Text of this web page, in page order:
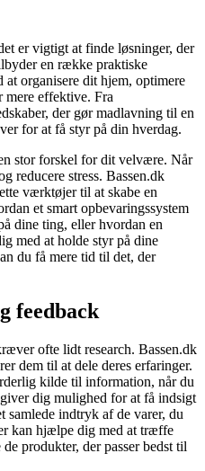
er vigtigt at finde løsninger, der
en række praktiske
organisere dit hjem, optimere
mere effektive. Fra
der gør madlavning til en
for at få styr på din hverdag.
stor forskel for dit velvære. Når
reducere stress. Bassen.dk
værktøjer til at skabe en
et smart opbevaringssystem
dine ting, eller hvordan en
med at holde styr på dine
du få mere tid til det, der
feedback
ofte lidt research. Bassen.dk
dem til at dele deres erfaringer.
kilde til information, når du
dig mulighed for at få indsigt
indtryk af de varer, du
kan hjælpe dig med at træffe
produkter, der passer bedst til